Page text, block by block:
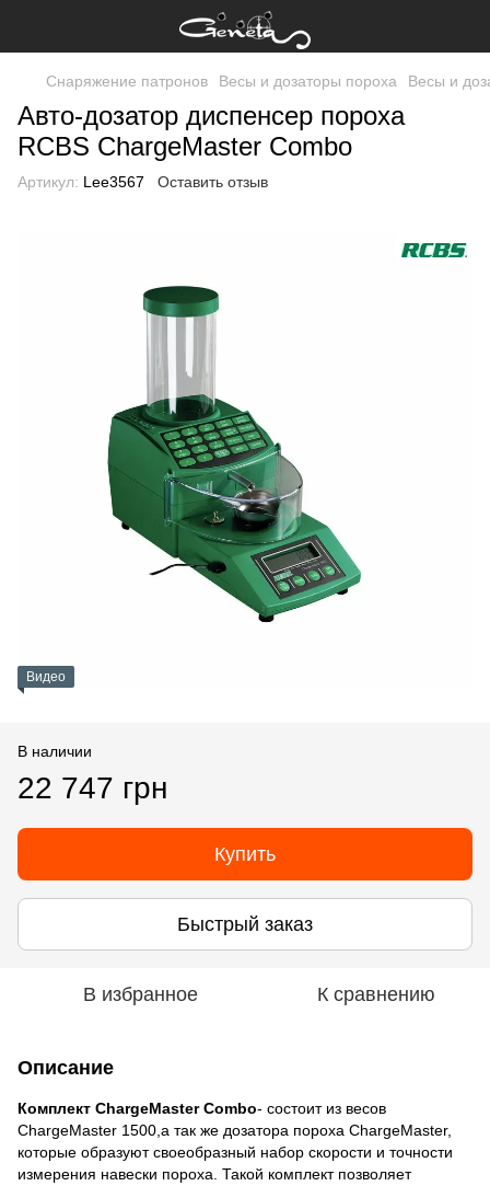
Снаряжение патронов Весы и дозаторы пороха Весы и
Авто-дозатор диспенсер пороха
RCBS ChargeMaster Combo
Артикул: Lee3567 Оставить отзыв
Видео
В наличии
22 747 грн
Купить
Быстрый заказ
В избранное К сравнению
Описание
Комплект ChargeMaster Combo- состоит из весов
ChargeMaster 1500,а так же дозатора пороха ChargeMaster,
которые образуют своеобразный набор скорости и точности
измерения навески пороха. Такой комплект позволяет